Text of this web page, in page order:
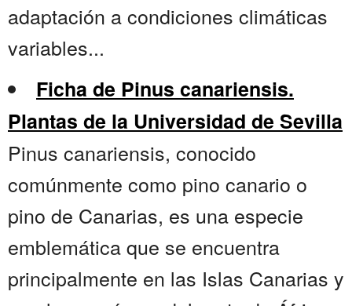
adaptación a condiciones climáticas
variables...
Ficha de Pinus canariensis.
Plantas de la Universidad de Sevilla
Pinus canariensis, conocido
comúnmente como pino canario o
pino de Canarias, es una especie
emblemática que se encuentra
principalmente en las Islas Canarias y